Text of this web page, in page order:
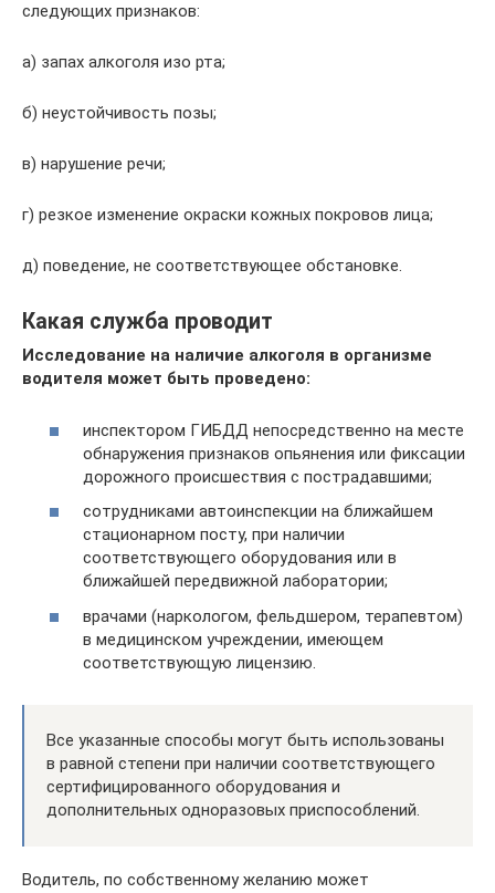
следующих признаков:
а) запах алкоголя изо рта;
б) неустойчивость позы;
в) нарушение речи;
г) резкое изменение окраски кожных покровов лица;
д) поведение, не соответствующее обстановке.
Какая служба проводит
Исследование на наличие алкоголя в организме
водителя может быть проведено:
инспектором ГИБДД непосредственно на месте
обнаружения признаков опьянения или фиксации
дорожного происшествия с пострадавшими;
сотрудниками автоинспекции на ближайшем
стационарном посту, при наличии
соответствующего оборудования или в
ближайшей передвижной лаборатории;
врачами (наркологом, фельдшером, терапевтом)
в медицинском учреждении, имеющем
соответствующую лицензию.
Все указанные способы могут быть использованы
в равной степени при наличии соответствующего
сертифицированного оборудования и
дополнительных одноразовых приспособлений.
Водитель, по собственному желанию может